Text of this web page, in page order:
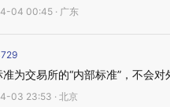
04 00:45 · 广东
准为交易所的“内部标准”，不会
03 23:53 · 北京